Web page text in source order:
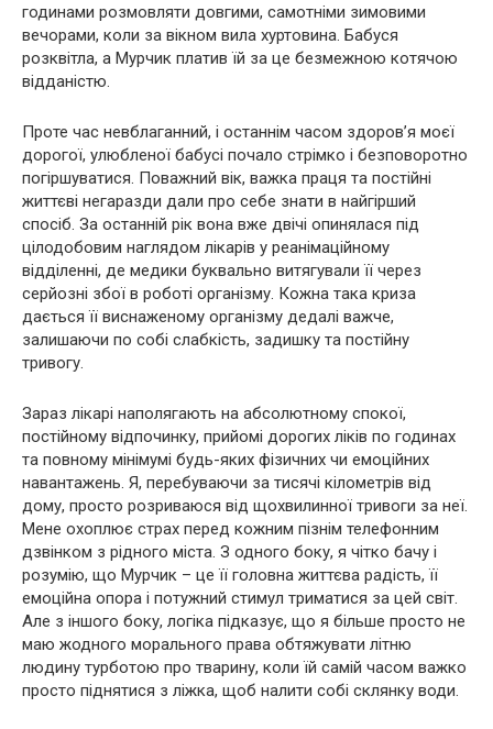
годинами розмовляти довгими, самотніми зимовими
вечорами, коли за вікном вила хуртовина. Бабуся
розквітла, а Мурчик платив їй за це безмежною котячою
відданістю.
Проте час невблаганний, і останнім часом здоров’я моєї
дорогої, улюбленої бабусі почало стрімко і безповоротно
погіршуватися. Поважний вік, важка праця та постійні
життєві негаразди дали про себе знати в найгірший
спосіб. За останній рік вона вже двічі опинялася під
цілодобовим наглядом лікарів у реанімаційному
відділенні, де медики буквально витягували її через
серйозні збої в роботі організму. Кожна така криза
дається її виснаженому організму дедалі важче,
залишаючи по собі слабкість, задишку та постійну
тривогу.
Зараз лікарі наполягають на абсолютному спокої,
постійному відпочинку, прийомі дорогих ліків по годинах
та повному мінімумі будь-яких фізичних чи емоційних
навантажень. Я, перебуваючи за тисячі кілометрів від
дому, просто розриваюся від щохвилинної тривоги за неї.
Мене охоплює страх перед кожним пізнім телефонним
дзвінком з рідного міста. З одного боку, я чітко бачу і
розумію, що Мурчик – це її головна життєва радість, її
емоційна опора і потужний стимул триматися за цей світ.
Але з іншого боку, логіка підказує, що я більше просто не
маю жодного морального права обтяжувати літню
людину турботою про тварину, коли їй самій часом важко
просто піднятися з ліжка, щоб налити собі склянку води.